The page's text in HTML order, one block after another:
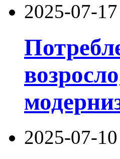
2025-07-17
2025-07-10